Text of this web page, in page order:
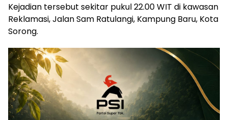
Kejadian tersebut sekitar pukul 22.00 WIT di kawasan
Reklamasi, Jalan Sam Ratulangi, Kampung Baru, Kota
Sorong.